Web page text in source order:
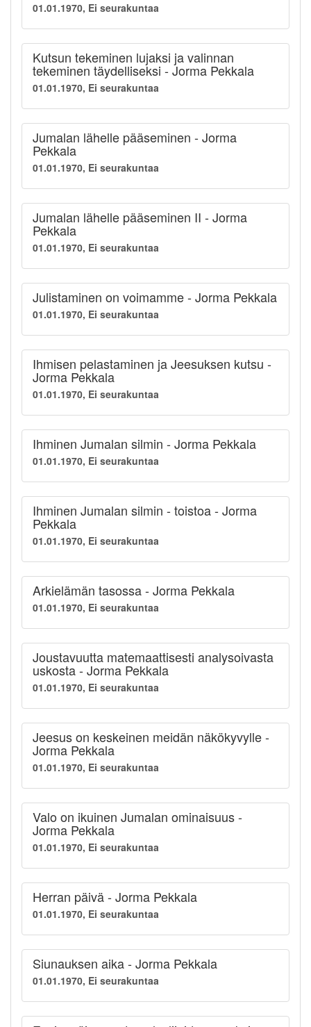
01.01.1970, Ei seurakuntaa
Kutsun tekeminen lujaksi ja valinnan
tekeminen täydelliseksi - Jorma Pekkala
01.01.1970, Ei seurakuntaa
Jumalan lähelle pääseminen - Jorma
Pekkala
01.01.1970, Ei seurakuntaa
Jumalan lähelle pääseminen II - Jorma
Pekkala
01.01.1970, Ei seurakuntaa
Julistaminen on voimamme - Jorma Pekkala
01.01.1970, Ei seurakuntaa
Ihmisen pelastaminen ja Jeesuksen kutsu -
Jorma Pekkala
01.01.1970, Ei seurakuntaa
Ihminen Jumalan silmin - Jorma Pekkala
01.01.1970, Ei seurakuntaa
Ihminen Jumalan silmin - toistoa - Jorma
Pekkala
01.01.1970, Ei seurakuntaa
Arkielämän tasossa - Jorma Pekkala
01.01.1970, Ei seurakuntaa
Joustavuutta matemaattisesti analysoivasta
uskosta - Jorma Pekkala
01.01.1970, Ei seurakuntaa
Jeesus on keskeinen meidän näkökyvylle -
Jorma Pekkala
01.01.1970, Ei seurakuntaa
Valo on ikuinen Jumalan ominaisuus -
Jorma Pekkala
01.01.1970, Ei seurakuntaa
Herran päivä - Jorma Pekkala
01.01.1970, Ei seurakuntaa
Siunauksen aika - Jorma Pekkala
01.01.1970, Ei seurakuntaa